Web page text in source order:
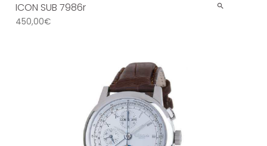
ICON SUB 7986r
450,00€